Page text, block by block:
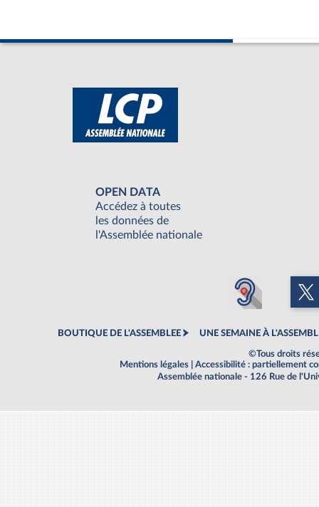
OPEN DATA
Accédez à toutes
les données de
l'Assemblée nationale
BOUTIQUE DE L'ASSEMBLEE UNE SEMAINE À
©Tous droits
Mentions légales
Accessibilité : partiellement
Assemblée nationale - 126 Rue de